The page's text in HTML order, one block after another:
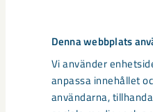
Denna webbplats
Vi använder
anpassa innehållet
användarna,